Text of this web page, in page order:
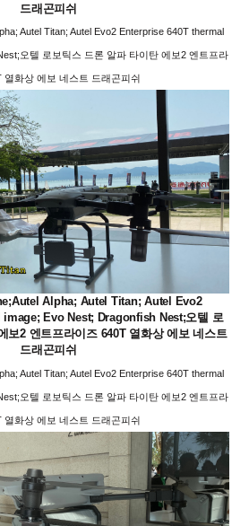
드래곤피쉬
Autel Titan; Autel Evo2 Enterprise 640T thermal
오텔 로보틱스 드론 알파 타이탄 에보2 엔트프라
열화상 에보 네스트 드래곤피쉬
Alpha; Autel Titan; Autel Evo2
Evo Nest; Dragonfish Nest;오텔 로
보2 엔트프라이즈 640T 열화상 에보 네스트
드래곤피쉬
Autel Titan; Autel Evo2 Enterprise 640T thermal
오텔 로보틱스 드론 알파 타이탄 에보2 엔트프라
열화상 에보 네스트 드래곤피쉬